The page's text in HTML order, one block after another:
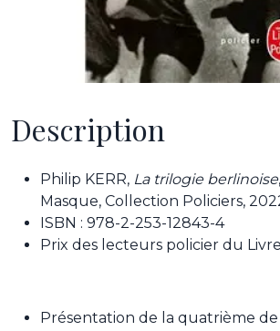
Description
Philip KERR, La trilogie berlinoise
Masque, Collection Policiers,
ISBN : 978-2-253-12843-4
Prix des lecteurs policier du
Présentation de la quatrième